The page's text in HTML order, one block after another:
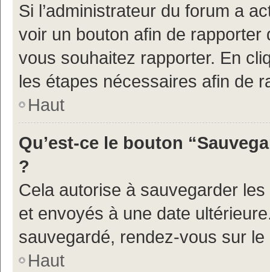
Si l’administrateur du forum a
voir un bouton afin de
vous souhaitez rapporter. En
les étapes nécessaires afin de
Haut
Qu’est-ce le bouton
?
Cela autorise à sauvegarder
et envoyés à une date
sauvegardé, rendez-vous sur le
Haut